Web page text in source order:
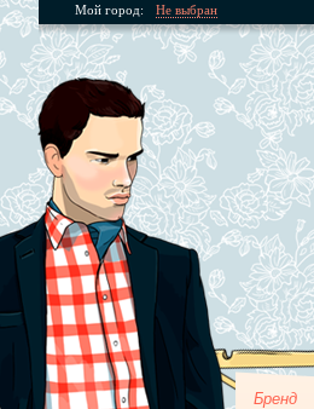
Мой город: Не выбран
Бренд